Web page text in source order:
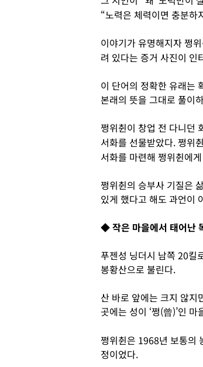
“노력은 체력이면 충분하
이야기가 유명해지자 쩡
려 있다는 증거 사진이 인
이 단어의 정확한 유래는
본래의 뜻을 그대로 풀이
쩡위췬이 창업 전 다니던
서화를 선물받았다. 쩡위
서화를 마련해 쩡위췬에
쩡위췬의 승부사 기질은
있게 했다고 해도 과언이
◆ 작은 마을에서 태어난
푸젠성 닝더시 남쪽 20킬
봉황산으로 불린다.
산 바로 앞에는 크지 않지
곳에는 성이 ‘쩡(曾)’인
쩡위췬은 1968년 보통의
정이었다.